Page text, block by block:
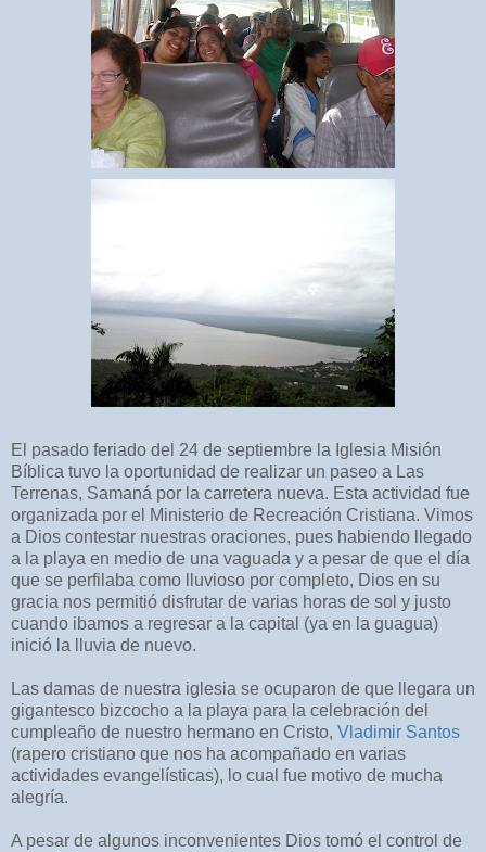
El pasado feriado del 24 de septiembre la Iglesia Misión
Bíblica tuvo la oportunidad de realizar un paseo a Las
Terrenas, Samaná por la carretera nueva. Esta actividad fue
organizada por el Ministerio de Recreación Cristiana. Vimos
a Dios contestar nuestras oraciones, pues habiendo llegado
a la playa en medio de una vaguada y a pesar de que el día
que se perfilaba como lluvioso por completo, Dios en su
gracia nos permitió disfrutar de varias horas de sol y justo
cuando ibamos a regresar a la capital (ya en la guagua)
inició la lluvia de nuevo.
Las damas de nuestra iglesia se ocuparon de que llegara un
gigantesco bizcocho a la playa para la celebración del
cumpleaño de nuestro hermano en Cristo, Vladimir Santos
(rapero cristiano que nos ha acompañado en varias
actividades evangelísticas), lo cual fue motivo de mucha
alegría.
A pesar de algunos inconvenientes Dios tomó el control de